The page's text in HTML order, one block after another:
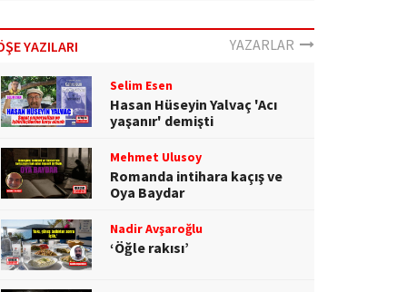
YAZILARI YAZARLAR
Selim Esen
Hasan Hüseyin Yalvaç 'Acı
yaşanır' demişti
Mehmet Ulusoy
Romanda intihara kaçış ve
Oya Baydar
Nadir Avşaroğlu
‘Öğle rakısı’